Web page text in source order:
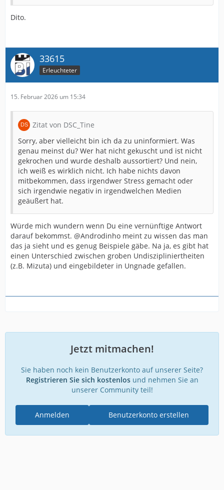
Dito.
33615
Erleuchteter
15. Februar 2026 um 15:34
Zitat von DSC_Tine
Sorry, aber vielleicht bin ich da zu uninformiert. Was
genau meinst du? Wer hat nicht gekuscht und ist nicht
gekrochen und wurde deshalb aussortiert? Und nein,
ich weiß es wirklich nicht. Ich habe nichts davon
mitbekommen, dass irgendwer Stress gemacht oder
sich irgendwie negativ in irgendwelchen Medien
geäußert hat.
Würde mich wundern wenn Du eine vernünftige Antwort
darauf bekommst. @Androdinho meint zu wissen das man
das ja sieht und es genug Beispiele gäbe. Na ja, es gibt hat
einen Unterschied zwischen groben Undiszipliniertheiten
(z.B. Mizuta) und eingebildeter in Ungnade gefallen.
Jetzt mitmachen!
Sie haben noch kein Benutzerkonto auf unserer Seite?
Registrieren Sie sich kostenlosund nehmen Sie an
unserer Community teil!
Benutzerkonto erstellen
Anmelden